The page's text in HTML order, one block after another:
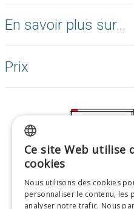
En savoir plus sur...
Prix
GREEK
FRENCH
Ce site Web utilise
cookies
Nous utilisons des cookies
personnaliser le contenu, les
analyser notre trafic. Nous